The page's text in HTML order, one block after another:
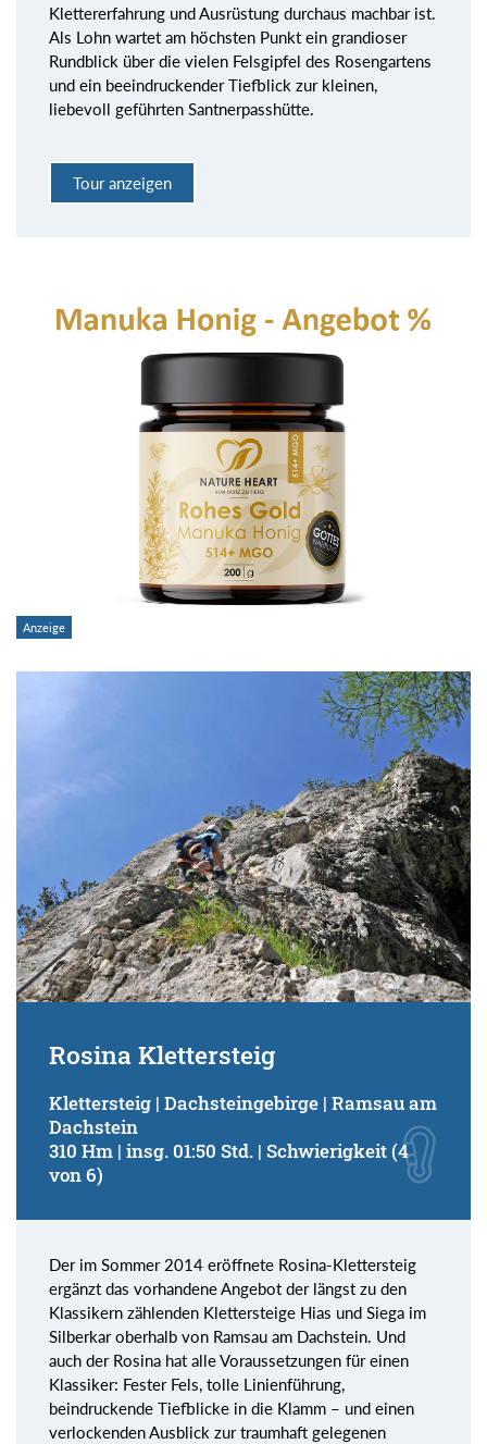
Klettererfahrung und Ausrüstung durchaus machbar ist.
Als Lohn wartet am höchsten Punkt ein grandioser
Rundblick über die vielen Felsgipfel des Rosengartens
und ein beeindruckender Tiefblick zur kleinen,
liebevoll geführten Santnerpasshütte.
Tour anzeigen
Rosina Klettersteig
Klettersteig | Dachsteingebirge | Ramsau am
Dachstein
310 Hm | insg. 01:50 Std. | Schwierigkeit (4
von 6)
Der im Sommer 2014 eröffnete Rosina-Klettersteig
ergänzt das vorhandene Angebot der längst zu den
Klassikern zählenden Klettersteige Hias und Siega im
Silberkar oberhalb von Ramsau am Dachstein. Und
auch der Rosina hat alle Voraussetzungen für einen
Klassiker: Fester Fels, tolle Linienführung,
beindruckende Tiefblicke in die Klamm – und einen
verlockenden Ausblick zur traumhaft gelegenen